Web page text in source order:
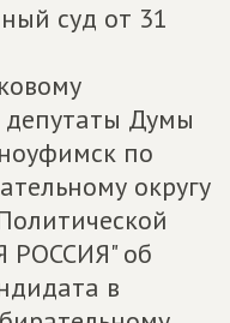
суд от 31
Думы
по
округу
РОССИЯ" об
в